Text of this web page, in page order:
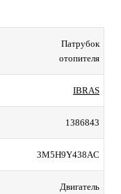
Патрубок
отопителя
IBRAS
1386843
3M5H9Y438AC
Двигатель